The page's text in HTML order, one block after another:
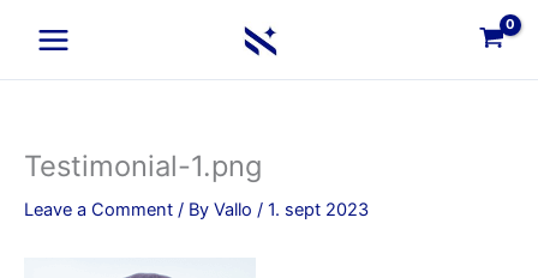
Testimonial-1.png
Leave a Comment / By Vallo / 1. sept 2023